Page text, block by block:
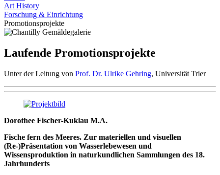
Art History
Forschung & Einrichtung
Promotionsprojekte
Laufende Promotionsprojekte
Unter der Leitung von Prof. Dr. Ulrike Gehring, Universität Trier
Dorothee Fischer-Kuklau M.A.
Fische fern des Meeres. Zur materiellen und visuellen
(Re-)Präsentation von Wasserlebewesen und
Wissensproduktion in naturkundlichen Sammlungen des 18.
Jahrhunderts